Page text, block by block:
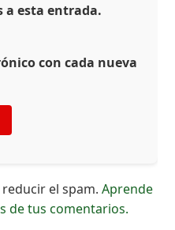
a esta entrada.
con cada nueva
reducir el spam.Aprende
de tus comentarios.